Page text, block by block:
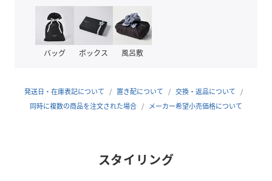
(底材の種類)合成底
２５．５、２６．０、２６．５、２７．０、２
７．５
バッグ ボックス 風呂敷
発送日・在庫表記について 置き配について
交換・返品について
同時に複数の商品を注文された場合
メーカー希望小売価格について
スタイリング